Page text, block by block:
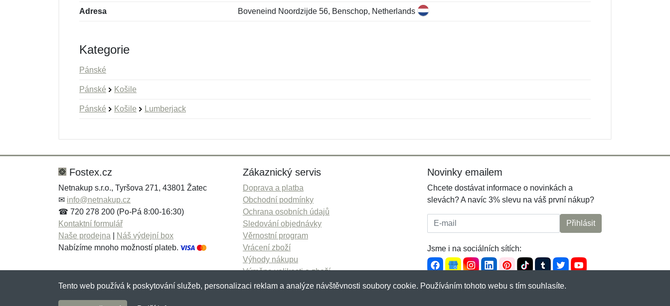
Adresa Boveneind Noordzijde 56, Benschop, Netherlands
Kategorie
Pánské
Pánské Košile
Pánské Košile Lumberjack
Zpráva*
Přidat
Zpráva*
Přidat
Fostex.cz
Netnakup s.r.o., Tyršova 271, 43801 Žatec
✉ info@netnakup.cz
☎ 720 278 200 (Po-Pá 8:00-16:30)
Kontaktní formulář
Naše prodejna
Náš výdejní box
Nabízíme mnoho možností plateb.
Zákaznický servis
Doprava a platba
Obchodní podmínky
Ochrana osobních údajů
Sledování objednávky
Věrnostní program
Vrácení zboží
Výhody nákupu
Výměna velikosti a zboží
Více informací...
Novinky emailem
Chcete dostávat informace o novinkách a
slevách? A navíc 3% slevu na váš první nákup?
E-mail: Přihlásit
Jsme i na sociálních sítích:
Tento web používá k poskytování služeb, personalizaci reklam a analýze návštěvnosti soubory cookie. Používáním tohoto webu s tím souhlasíte.